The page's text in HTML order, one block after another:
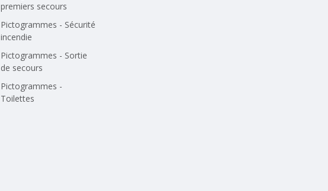
premiers secours
Pictogrammes - Sécurité
incendie
Pictogrammes - Sortie
de secours
Pictogrammes -
Toilettes